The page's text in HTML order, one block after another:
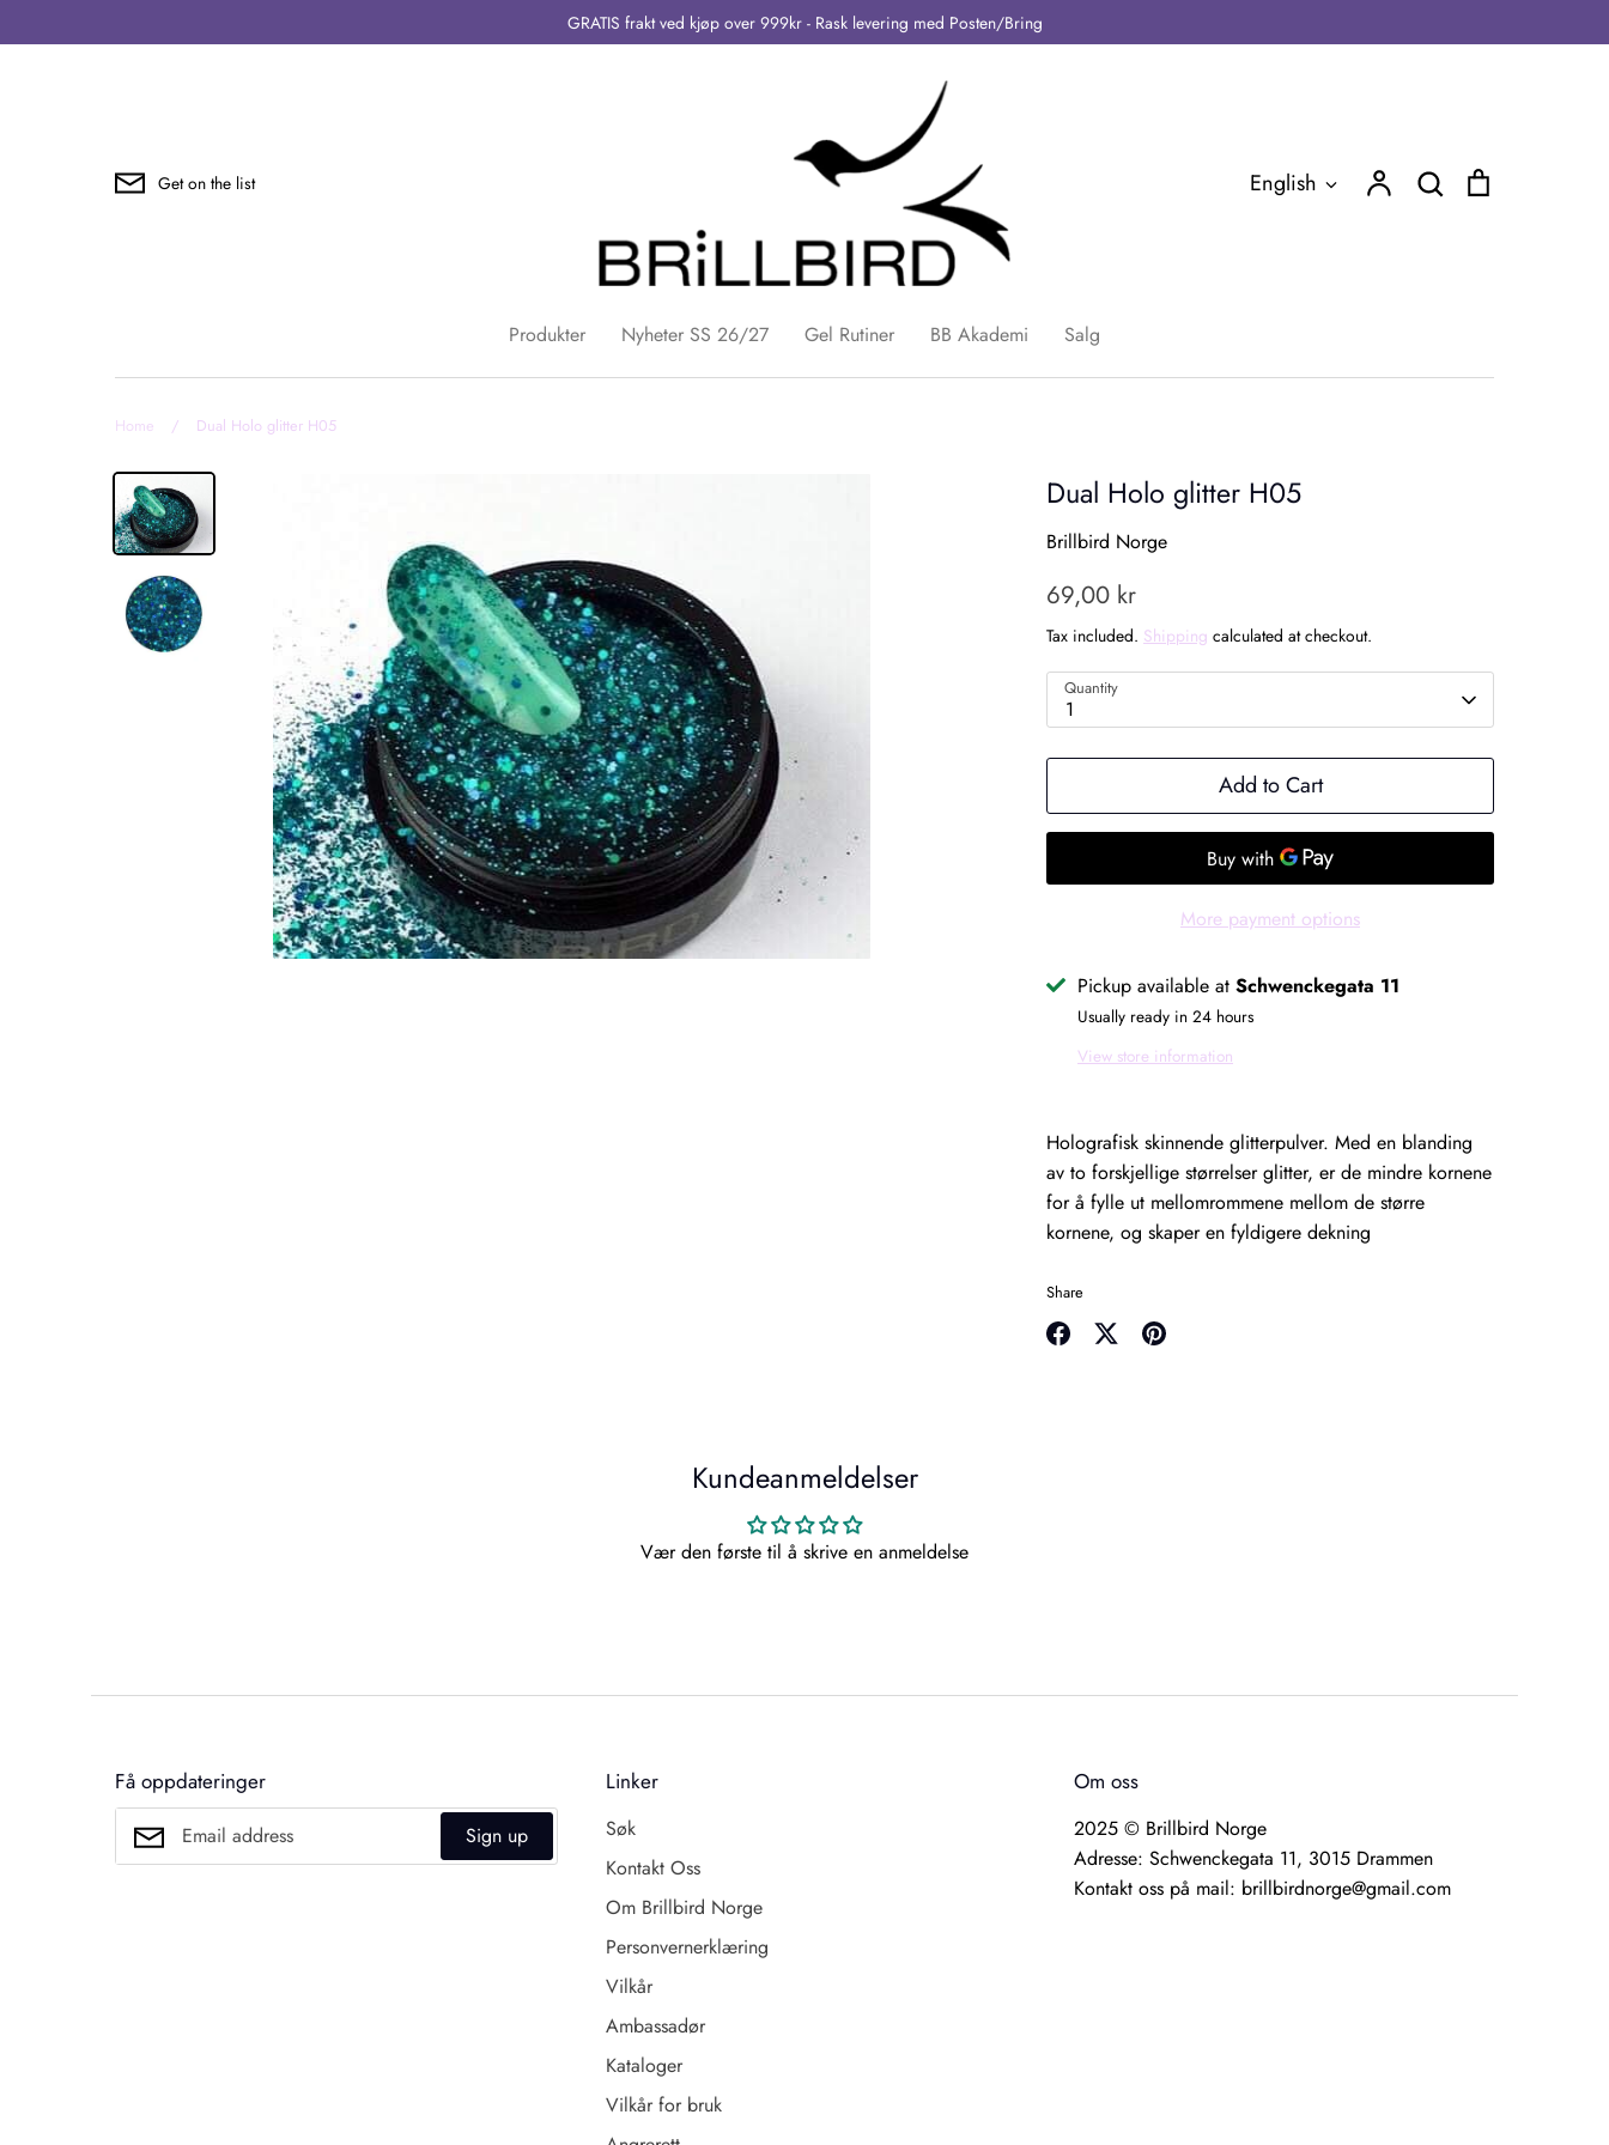
to
GRATIS frakt ved kjøp over 999kr - Rask levering med Posten/Bring
Get on the list Language
English Account Search
Search
Produkter Nyheter SS 26/27 Gel Rutiner BB Akademi Salg
Home / Dual Holo glitter H05
Dual Holo glitter H05
Brillbird Norge
69,00 kr
Tax included. Shipping calculated at checkout.
Quantity
1
Add to Cart
More payment options
Pickup available at Schwenckegata 11
Usually ready in 24 hours
View store information
Holografisk skinnende glitterpulver. Med en blanding
av to forskjellige størrelser glitter, er de mindre kornene
for å fylle ut mellomrommene mellom de større
kornene, og skaper en fyldigere dekning
Share
Kundeanmeldelser
Vær den første til å skrive en anmeldelse
Få oppdateringer
Sign up
Linker
Søk
Kontakt Oss
Om Brillbird Norge
Personvernerklæring
Vilkår
Ambassadør
Kataloger
Vilkår for bruk
Om oss
2025 © Brillbird Norge
Adresse: Schwenckegata 11, 3015 Drammen
Kontakt oss på mail: brillbirdnorge@gmail.com